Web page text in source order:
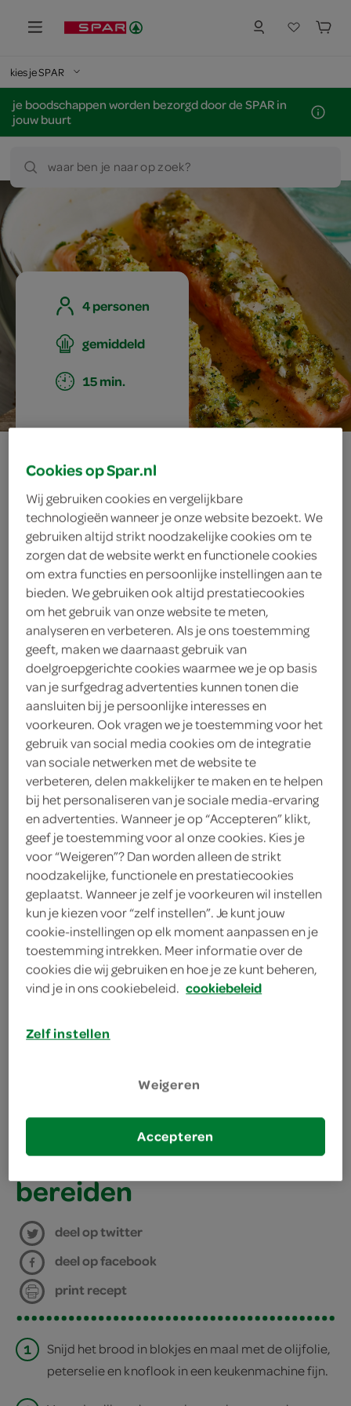
kies je SPAR
je boodschappen worden bezorgd door de SPAR in
jouw buurt
waar ben je naar op zoek?
4 personen
gemiddeld
15 min.
zalm met olijven
en sinaasappel
ingrediënten
1 eetlepel boter
1 glas droge witte wijn
sinaasappel
4 zalmfilets
1 theelepel sinaasappelrasp
1 theelepel kappertjes
1 eetlepel groene olijf
2 teentjes knoflook
4 takjes peterselie
4 eetlepels olijfolie
1 snee witbrood
ovenschaal
bereiden
deel op twitter
deel op facebook
print recept
1
Snijd het brood in blokjes en maal met de olijfolie,
peterselie en knoflook in een keukenmachine fijn.
Cookies op Spar.nl
Wij gebruiken cookies en vergelijkbare
technologieën wanneer je onze website bezoekt. We
gebruiken altijd strikt noodzakelijke cookies om te
zorgen dat de website werkt en functionele cookies
om extra functies en persoonlijke instellingen aan te
bieden. We gebruiken ook altijd prestatiecookies
om het gebruik van onze website te meten,
analyseren en verbeteren. Als je ons toestemming
geeft, maken we daarnaast gebruik van
doelgroepgerichte cookies waarmee we je op basis
van je surfgedrag advertenties kunnen tonen die
aansluiten bij je persoonlijke interesses en
voorkeuren. Ook vragen we je toestemming voor het
gebruik van social media cookies om de integratie
van sociale netwerken met de website te
verbeteren, delen makkelijker te maken en te helpen
bij het personaliseren van je sociale media-ervaring
en advertenties. Wanneer je op “Accepteren” klikt,
geef je toestemming voor al onze cookies. Kies je
voor “Weigeren”? Dan worden alleen de strikt
noodzakelijke, functionele en prestatiecookies
geplaatst. Wanneer je zelf je voorkeuren wil instellen
kun je kiezen voor “zelf instellen”. Je kunt jouw
cookie-instellingen op elk moment aanpassen en je
toestemming intrekken. Meer informatie over de
cookies die wij gebruiken en hoe je ze kunt beheren,
vind je in ons cookiebeleid. cookiebeleid
Zelf instellen
Weigeren
Accepteren